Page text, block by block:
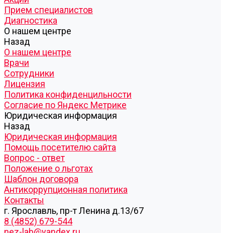
Прием специалистов
Диагностика
О нашем центре
Назад
О нашем центре
Врачи
Сотрудники
Лицензия
Политика конфиденцильности
Согласие по Яндекс Метрике
Юридическая информация
Назад
Юридическая информация
Помощь посетителю сайта
Вопрос - ответ
Положение о льготах
Шаблон договора
Антикоррупционная политика
Контакты
г. Ярославль, пр-т Ленина д.13/67
8 (4852) 679-544